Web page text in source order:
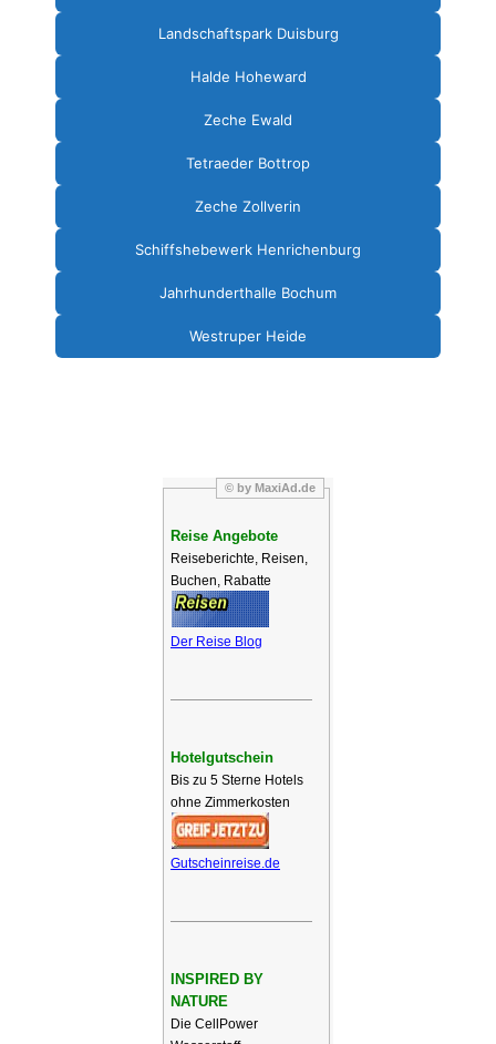
Landschaftspark Duisburg
Halde Hoheward
Zeche Ewald
Tetraeder Bottrop
Zeche Zollverin
Schiffshebewerk Henrichenburg
Jahrhunderthalle Bochum
Westruper Heide
© by MaxiAd.de
Reise Angebote
Reiseberichte, Reisen,
Buchen, Rabatte
Der Reise Blog
Hotelgutschein
Bis zu 5 Sterne Hotels
ohne Zimmerkosten
Gutscheinreise.de
INSPIRED BY
NATURE
Die CellPower